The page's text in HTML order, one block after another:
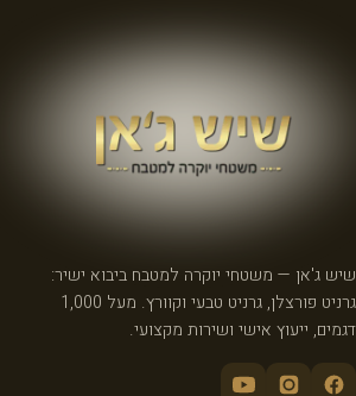
שיש ג'אן — משטחי יוקרה למטבח ביבוא ישיר:
גרניט פורצלן, גרניט טבעי וקוורץ. מעל 1,000
דגמים, ייעוץ אישי ושירות מקצועי.